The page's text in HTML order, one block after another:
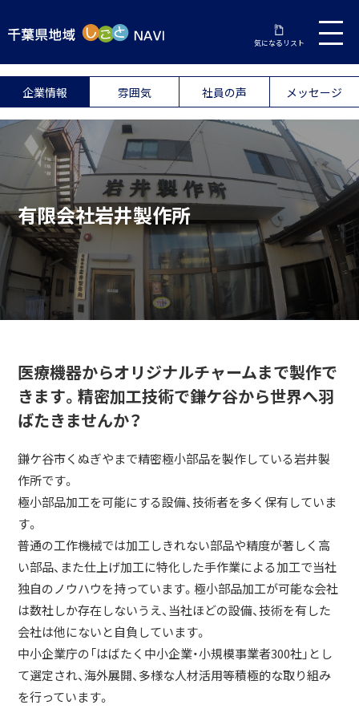
気になるリスト
企業情報 雰囲気 社員の声 メッセージ
有限会社岩井製作所
医療機器からオリジナルチャームまで製作で
きます。精密加工技術で鎌ケ谷から世界へ羽
ばたきませんか？
鎌ケ谷市くぬぎやまで精密極小部品を製作している岩井製
作所です。
極小部品加工を可能にする設備、技術者を多く保有していま
す。
普通の工作機械では加工しきれない部品や精度が著しく高
い部品、また仕上げ加工に特化した手作業による加工で当社
独自のノウハウを持っています。極小部品加工が可能な会社
は数社しか存在しないうえ、当社ほどの設備、技術を有した
会社は他にないと自負しています。
中小企業庁の「はばたく中小企業・小規模事業者300社」とし
て選定され、海外展開、多様な人材活用等積極的な取り組み
を行っています。